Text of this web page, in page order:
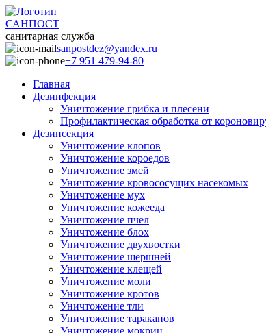
САНПОСТ
санитарная служба
sanpostdez@yandex.ru
+7 951 479-94-80
Главная
Дезинфекция
Уничтожение грибка и плесени
Профилактическая обработка от
Дезинсекция
Уничтожение клопов
Уничтожение короедов
Уничтожение змей
Уничтожение кровососущих насекомых
Уничтожение мух
Уничтожение кожееда
Уничтожение пчел
Уничтожение блох
Уничтожение двухвостки
Уничтожение шершней
Уничтожение клещей
Уничтожение моли
Уничтожение кротов
Уничтожение тли
Уничтожение тараканов
Уничтожение мокриц